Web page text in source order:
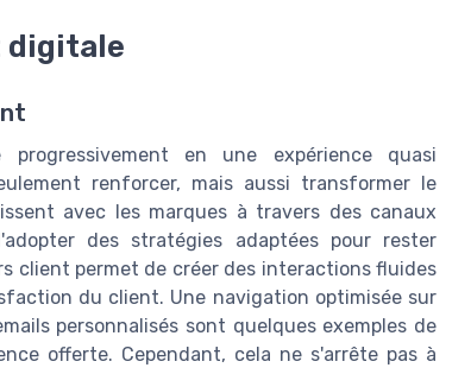
digitale
en une expérience quasi
renforcer, mais aussi transformer le
avec les marques à travers des canaux
des stratégies adaptées pour rester
client permet de créer des interactions fluides
du client. Une navigation optimisée sur
personnalisés sont quelques exemples de
offerte. Cependant, cela ne s'arrête pas à